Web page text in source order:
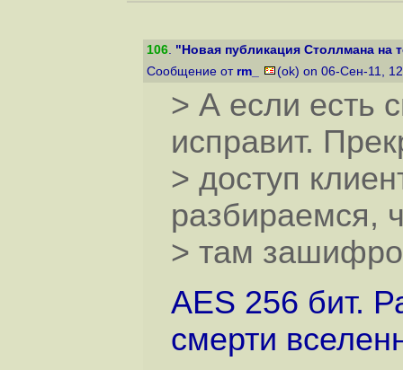
106. "Новая публикация Столлмана на
Сообщение от rm_ (ok) on 06-Сен-11,
> А если есть
исправит.
> доступ
разбираемся,
> там
AES 256 бит.
смерти